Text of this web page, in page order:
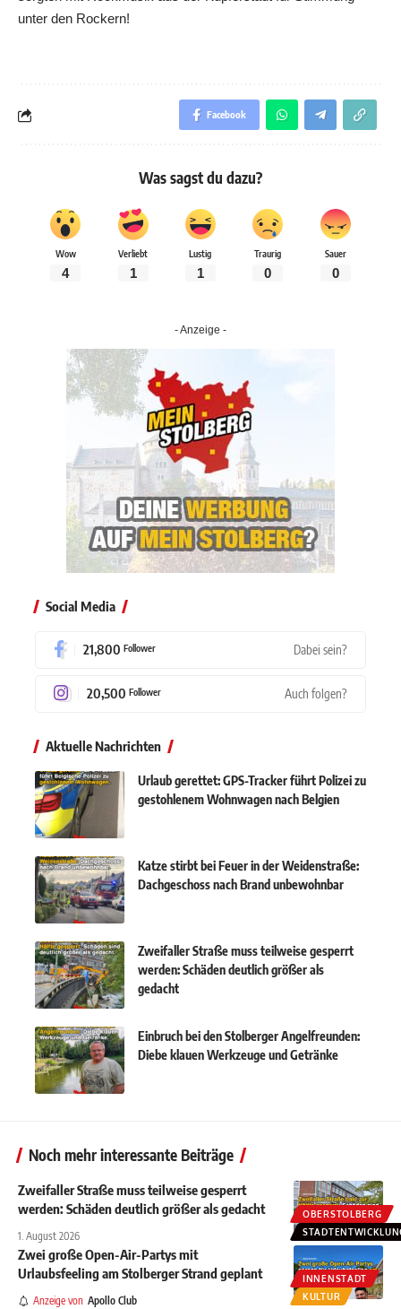
unter den Rockern!
Facebook
Was sagst du dazu?
Wow
4
Verliebt
1
Lustig
1
Traurig
0
Sauer
0
- Anzeige -
Social Media
21,800 Follower Dabei sein?
20,500 Follower Auch folgen?
Aktuelle Nachrichten
Urlaub gerettet: GPS-Tracker führt Polizei zu
gestohlenem Wohnwagen nach Belgien
Katze stirbt bei Feuer in der Weidenstraße:
Dachgeschoss nach Brand unbewohnbar
Zweifaller Straße muss teilweise gesperrt
werden: Schäden deutlich größer als
gedacht
Einbruch bei den Stolberger Angelfreunden:
Diebe klauen Werkzeuge und Getränke
Noch mehr interessante Beiträge
OBERSTOLBERG
Zweifaller Straße muss teilweise gesperrt
werden: Schäden deutlich größer als gedacht
1. August 2026
INNENSTADT
KULTUR
Zwei große Open-Air-Partys mit
Urlaubsfeeling am Stolberger Strand geplant
Anzeige von Apollo Club